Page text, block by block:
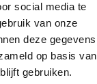
social media te
van onze
deze gegevens
op basis van
gebruiken.